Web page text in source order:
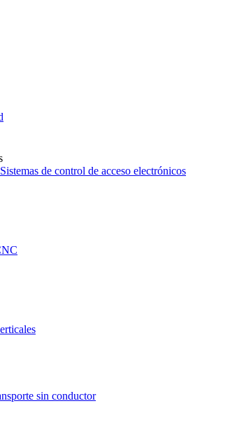
de control de acceso electrónicos
sin conductor